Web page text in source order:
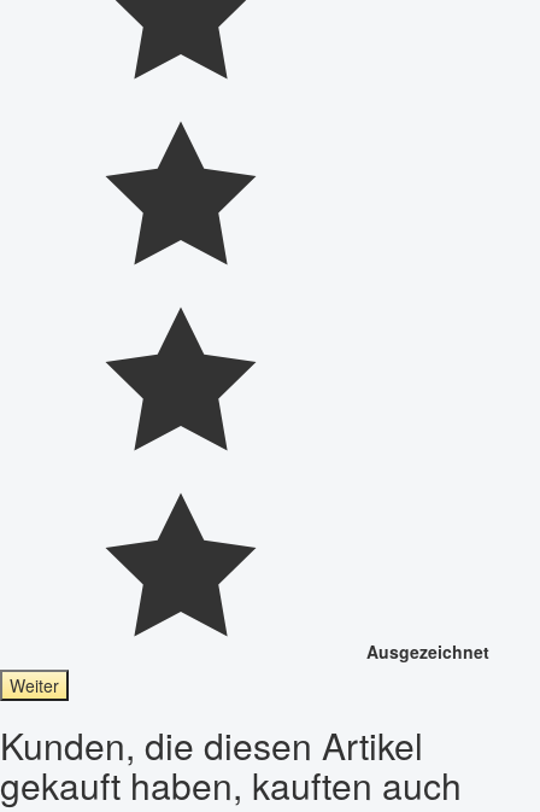
Ausgezeichnet
Weiter
Kunden, die diesen Artikel
gekauft haben, kauften auch